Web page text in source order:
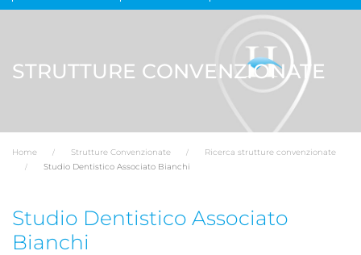
STRUTTURE CONVENZIONATE
Home Strutture Convenzionate
Ricerca strutture convenzionate
Studio Dentistico Associato Bianchi
Studio Dentistico Associato
Bianchi